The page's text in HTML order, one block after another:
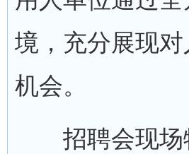
境，充分展现
机会。
招聘会现场特